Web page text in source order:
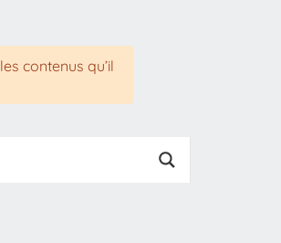
contenus qu’il